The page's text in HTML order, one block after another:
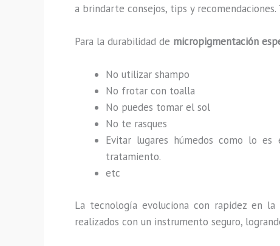
a brindarte consejos, tips y
Para la durabilidad de micropigmentación
No utilizar shampo
No frotar con toalla
No puedes tomar el sol
No te rasques
Evitar lugares húmedos como lo
tratamiento.
etc
La tecnología evoluciona con rapidez en la
realizados con un instrumento seguro,